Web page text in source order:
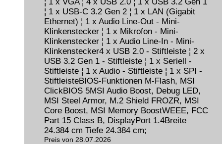
¦ 1 x USB-C 3.2 Gen 2 ¦ 1 x LAN (Gigabit
Ethernet) ¦ 1 x Audio Line-Out - Mini-
Klinkenstecker ¦ 1 x Mikrofon - Mini-
Klinkenstecker ¦ 1 x Audio Line-In - Mini-
Klinkenstecker4 x USB 2.0 - Stiftleiste ¦ 2 x
USB 3.2 Gen 1 - Stiftleiste ¦ 1 x Seriell -
Stiftleiste ¦ 1 x Audio - Stiftleiste ¦ 1 x SPI -
StiftleisteBIOS-Funktionen M-Flash, MSI
ClickBIOS 5MSI Audio Boost, Debug LED,
MSI Steel Armor, M.2 Shield FROZR, MSI
Core Boost, MSI Memory BoostWEEE, FCC
Part 15 Class B, DisplayPort 1.4Breite
24.384 cm Tiefe 24.384 cm;
Preis von 28.07.2026